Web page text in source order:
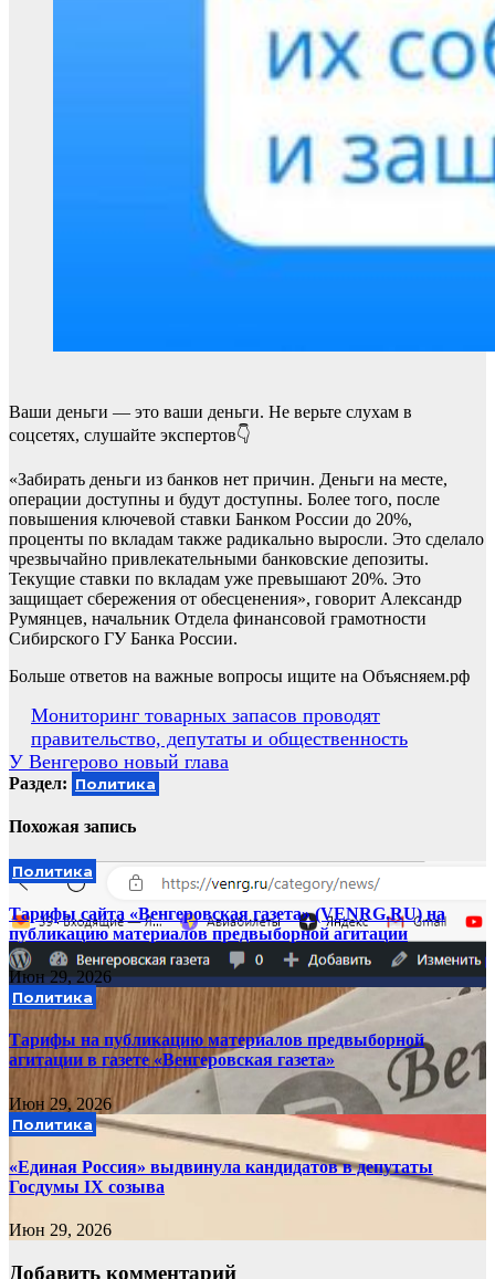
Ваши деньги — это ваши деньги. Не верьте слухам в
соцсетях, слушайте экспертов👇
«Забирать деньги из банков нет причин. Деньги на месте,
операции доступны и будут доступны. Более того, после
повышения ключевой ставки Банком России до 20%,
проценты по вкладам также радикально выросли. Это сделало
чрезвычайно привлекательными банковские депозиты.
Текущие ставки по вкладам уже превышают 20%. Это
защищает сбережения от обесценения», говорит Александр
Румянцев, начальник Отдела финансовой грамотности
Сибирского ГУ Банка России.
Больше ответов на важные вопросы ищите на Объясняем.рф
Навигация
по
записям
Мониторинг товарных запасов проводят
правительство, депутаты и общественность
У Венгерово новый глава
Раздел: Политика
Похожая запись
Политика
Тарифы сайта «Венгеровская газета» (VENRG.RU) на
публикацию материалов предвыборной агитации
Июн 29, 2026
Политика
Тарифы на публикацию материалов предвыборной
агитации в газете «Венгеровская газета»
Июн 29, 2026
Политика
«Единая Россия» выдвинула кандидатов в депутаты
Госдумы IX созыва
Июн 29, 2026
Добавить комментарий